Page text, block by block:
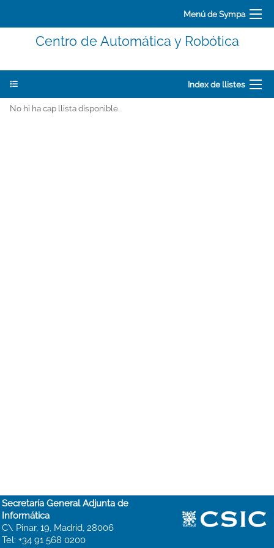
Menú de Sympa
Centro de Automática y Robótica
Index de llistes
No hi ha cap llista disponible.
Secretaría General Adjunta de
Informática
C\ Pinar, 19, Madrid, 28006
Tel: +34 91 568 0200